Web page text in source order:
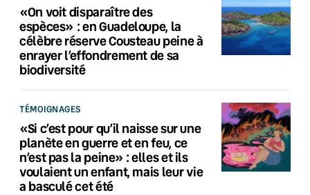
«On voit disparaître des
espèces» : en Guadeloupe, la
célèbre réserve Cousteau peine à
enrayer l’effondrement de sa
biodiversité
TÉMOIGNAGES
«Si c’est pour qu’il naisse sur une
planète en guerre et en feu, ce
n’est pas la peine» : elles et ils
voulaient un enfant, mais leur vie
a basculé cet été